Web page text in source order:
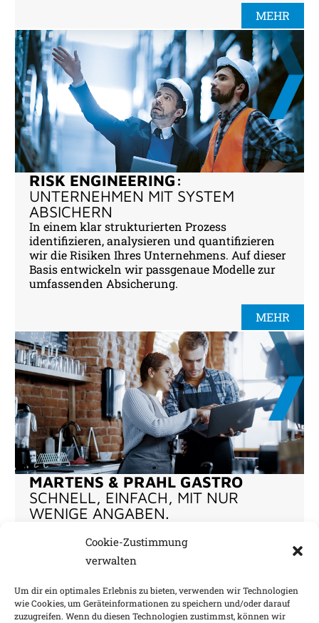
Cookie-Zustimmung
verwalten
Um dir ein optimales Erlebnis zu bieten, verwenden wir Technologien
wie Cookies, um Geräteinformationen zu speichern und/oder darauf
zuzugreifen. Wenn du diesen Technologien zustimmst, können wir
MEHR
RISK ENGINEERING:
UNTERNEHMEN MIT SYSTEM
ABSICHERN
In einem klar strukturierten Prozess
identifizieren, analysieren und quantifizieren
wir die Risiken Ihres Unternehmens. Auf dieser
Basis entwickeln wir passgenaue Modelle zur
umfassenden Absicherung.
MEHR
MARTENS & PRAHL GASTRO
SCHNELL, EINFACH, MIT NUR
WENIGE ANGABEN.
unserer eigenen Marke.